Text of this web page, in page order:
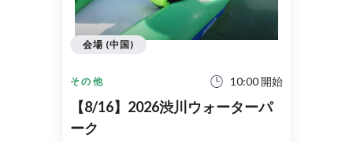
その他 10:00 開始
【8/16】2026渋川ウォーターパ
ーク
会場 (中国)